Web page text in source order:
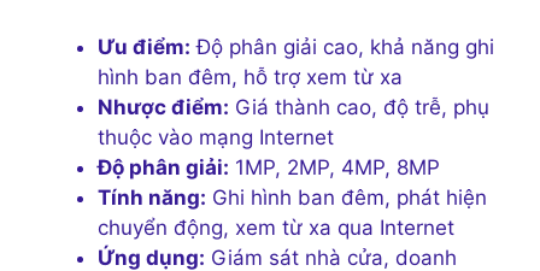
Ưu điểm: Độ phân giải cao, khả năng ghi
hình ban đêm, hỗ trợ xem từ xa
Nhược điểm: Giá thành cao, độ trễ, phụ
thuộc vào mạng Internet
Độ phân giải: 1MP, 2MP, 4MP, 8MP
Tính năng: Ghi hình ban đêm, phát hiện
chuyển động, xem từ xa qua Internet
Ứng dụng: Giám sát nhà cửa, doanh